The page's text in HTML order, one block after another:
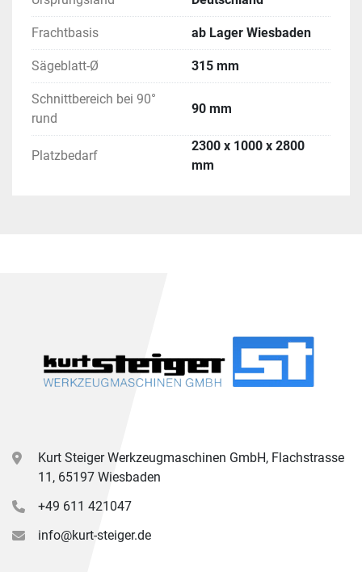
Frachtbasis ab Lager Wiesbaden
Sägeblatt-Ø 315 mm
Schnittbereich bei 90°
rund
90 mm
Platzbedarf
2300 x 1000 x 2800
mm
Kurt Steiger Werkzeugmaschinen GmbH, Flachstrasse
11, 65197 Wiesbaden
+49 611 421047
info@kurt-steiger.de